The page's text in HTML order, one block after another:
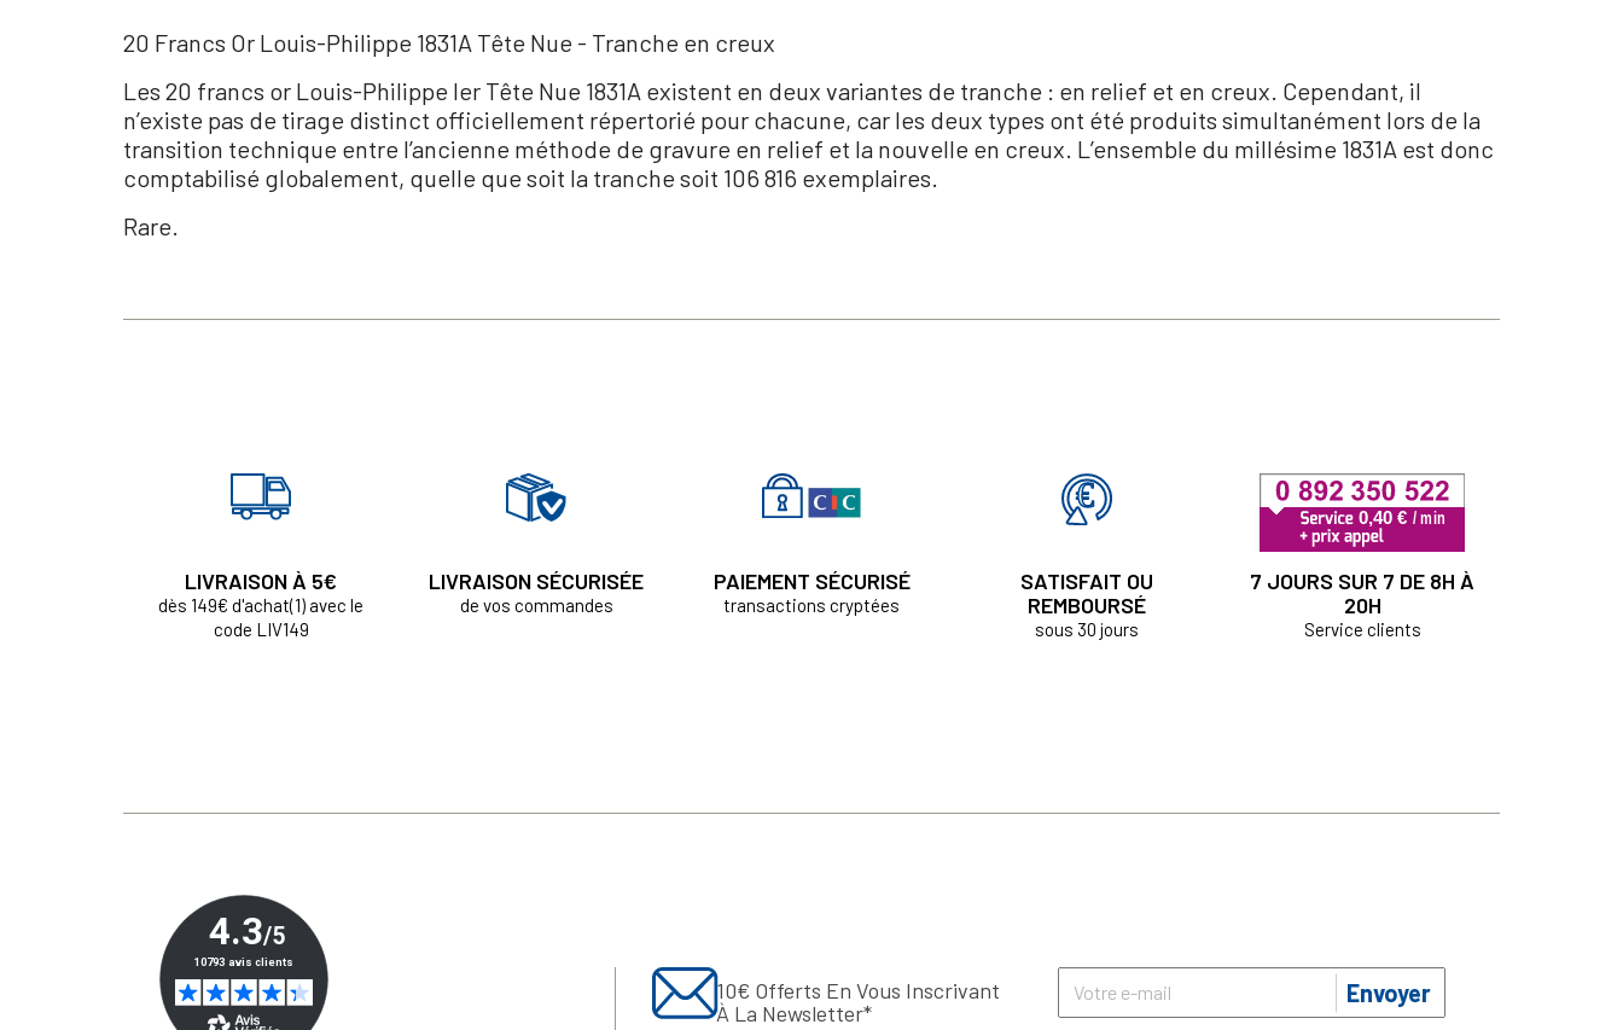
20 Francs Or Louis-Philippe 1831A Tête Nue - Tranche en creux
Les 20 francs or Louis-Philippe Ier Tête Nue 1831A existent en deux variantes de tranche : en relief et en creux. Cependant, il
n’existe pas de tirage distinct officiellement répertorié pour chacune, car les deux types ont été produits simultanément lors de la
transition technique entre l’ancienne méthode de gravure en relief et la nouvelle en creux. L’ensemble du millésime 1831A est donc
comptabilisé globalement, quelle que soit la tranche soit 106 816 exemplaires.
Rare.
LIVRAISON À 5€
dès 149€ d'achat(1) avec le
code LIV149
LIVRAISON SÉCURISÉE
de vos commandes
PAIEMENT SÉCURISÉ
transactions cryptées
SATISFAIT OU
REMBOURSÉ
sous 30 jours
7 JOURS SUR 7 DE 8H À
20H
Service clients
10€ Offerts En Vous Inscrivant
À La Newsletter*
Envoyer